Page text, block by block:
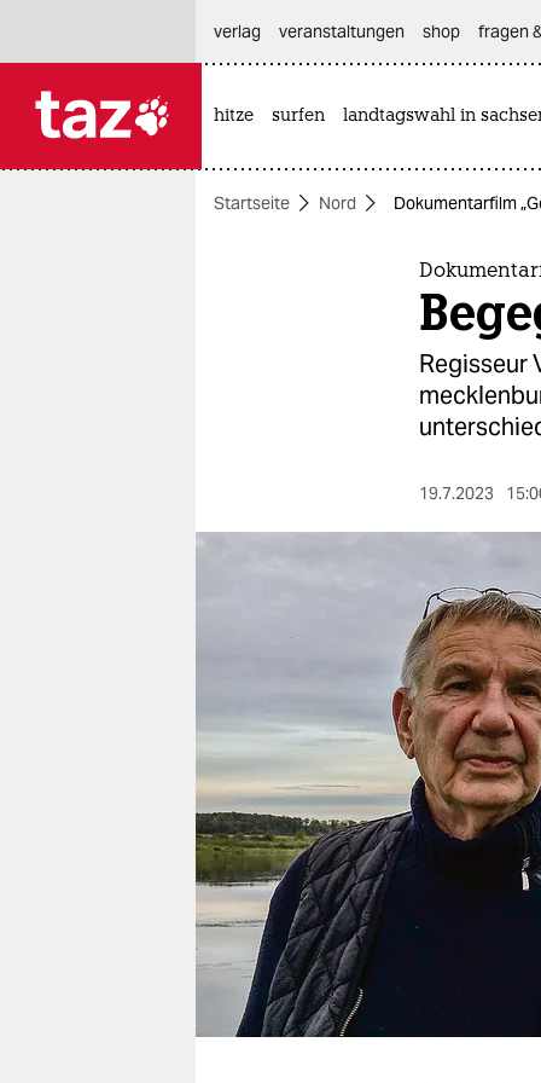
themen
verlag
veranstaltungen
shop
fragen & hilfe
unterstützen
genossenschaft
verlag
veranstaltungen shop fragen
hitze surfen landtagswahl in
Startseite Nord Dokumentarfilm
Regisseur
19.7.2023